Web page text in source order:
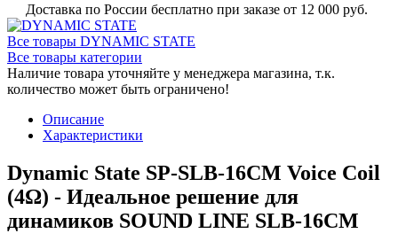
Доставка по России бесплатно при заказе от 12 000 руб.
Все товары DYNAMIC STATE
Все товары категории
Наличие товара уточняйте у менеджера магазина, т.к.
количество может быть ограничено!
Описание
Характеристики
Dynamic State SP-SLB-16CM Voice Coil
(4Ω) - Идеальное решение для
динамиков SOUND LINE SLB-16CM